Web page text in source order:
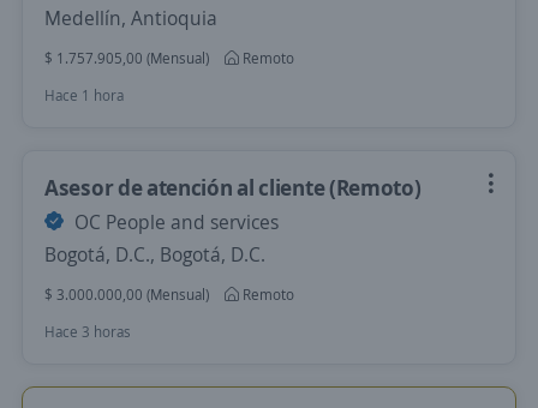
Medellín, Antioquia
$ 1.757.905,00 (Mensual)
Remoto
Hace 1 hora
Asesor de atención al cliente (Remoto)
OC People and services
Bogotá, D.C., Bogotá, D.C.
$ 3.000.000,00 (Mensual)
Remoto
Hace 3 horas